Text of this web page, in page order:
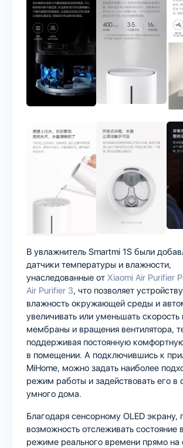
В увлажнитель Smartmi 1S были
датчики температуры и влажности,
унаследованные от Xiaomi Air Purifier
Air Purifier 3, что позволяет
влажность окружающей среды и
увеличивать или уменьшать
мембраны и вращения вентилятора,
поддерживая постоянную
в помещении. А подключившись к
MiHome, можно задать наиболее
режим работы и задействовать его в
умного дома.
Благодаря сенсорному OLED экрану,
возможность отслеживать состояние
режиме реального времени прямо